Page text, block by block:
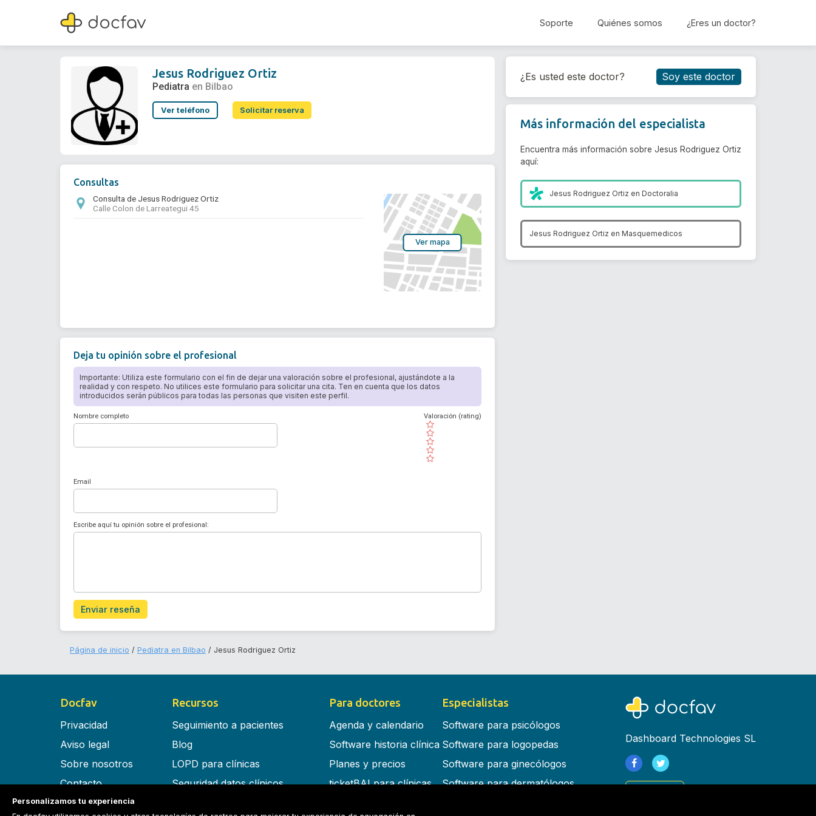
Soporte Quiénes somos ¿Eres un doctor?
Jesus Rodriguez Ortiz
Pediatra
Reservar cita
Jesus Rodriguez Ortiz
Pediatra en Bilbao
Ver teléfono Solicitar reserva
Consultas
Consulta de Jesus Rodriguez Ortiz
Calle Colon de Larreategui 45
Ver mapa
Deja tu opinión sobre el profesional
Importante: Utiliza este formulario con el fin de dejar una valoración sobre el profesional, ajustándote a la
realidad y con respeto. No utilices este formulario para solicitar una cita. Ten en cuenta que los datos
introducidos serán públicos para todas las personas que visiten este perfil.
Nombre completo
( )
( )
( )
( )
( )
Valoración (rating)
Email
Escribe aquí tu opinión sobre el profesional:
Enviar reseña
¿Es usted este doctor? Soy este doctor
Más información del especialista
Encuentra más información sobre Jesus Rodriguez Ortiz
aquí:
Jesus Rodriguez Ortiz enDoctoralia
Jesus Rodriguez Ortiz en Masquemedicos
Página de inicio Pediatra en Bilbao Jesus Rodriguez Ortiz
Docfav
Privacidad
Aviso legal
Sobre nosotros
Contacto
Términos y condiciones
Recursos
Seguimiento a pacientes
Blog
LOPD para clínicas
Seguridad datos clínicos
Para doctores
Agenda y calendario
Software historia clínica
Planes y precios
ticketBAI para clínicas
Especialistas
Software para psicólogos
Software para logopedas
Software para ginecólogos
Software para dermatólogos
Dashboard Technologies SL
Personalizamos tu experiencia